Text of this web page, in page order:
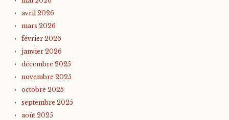
avril 2026
mars 2026
février 2026
janvier 2026
décembre 2025
novembre 2025
octobre 2025
septembre 2025
août 2025